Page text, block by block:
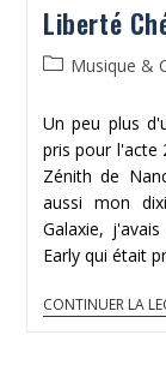
Liberté
PostMusique &
Un peu plus
pris pour l'acte
Zénith de
aussi mon
Galaxie,
Early qui était
CONTINUER LA